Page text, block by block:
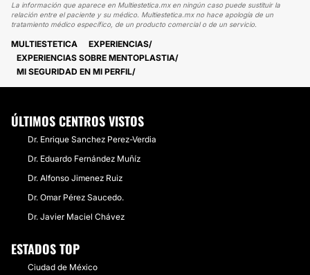
La información que aparece en Multiestetica.mx en ningún caso puede sustituir la
relación entre el paciente y su médico. Multiestetica.mx no hace apología de un
tratamiento médico específico, de un producto comercial o de un servicio.
MULTIESTETICA
EXPERIENCIAS
EXPERIENCIAS SOBRE MENTOPLASTIA
MI SEGURIDAD EN MI PERFIL
ÚLTIMOS CENTROS VISTOS
Dr. Enrique Sanchez Perez-Verdia
Dr. Eduardo Fernández Muñíz
Dr. Alfonso Jimenez Ruiz
Dr. Omar Pérez Saucedo.
Dr. Javier Maciel Chávez
ESTADOS TOP
Ciudad de México